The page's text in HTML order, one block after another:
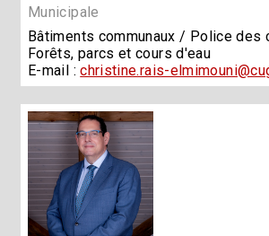
Municipale
Bâtiments communaux / Police des
Forêts, parcs et cours d'eau
E-mail :christine.rais-